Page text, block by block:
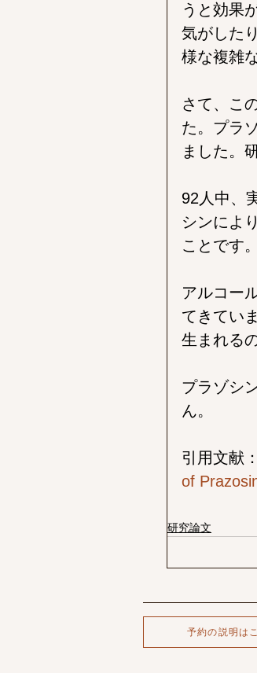
うと効果
気がした
様な複雑
さて、こ
た。プラ
ました。
92人中、
シンによ
ことです
アルコー
てきてい
生まれる
プラゾシ
ん。
引用文献：
of
研究論文
予約の説明は